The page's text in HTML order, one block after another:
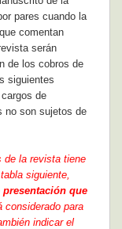
pares cuando la
comentan
serán
de los cobros de
siguientes
de
no son sujetos de
de la revista tiene
siguiente,
presentación que
considerado para
indicar el